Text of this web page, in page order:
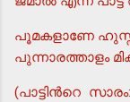
പൂമകളാണേ
പുന്നാരത്താളം
(പാട്ടിന്‍റെ